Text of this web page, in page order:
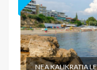
NEA KALIKRATIA